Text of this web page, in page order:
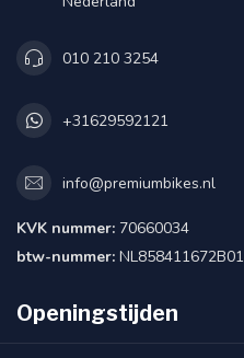
010 210 3254
+31629592121
info@premiumbikes.nl
KVK nummer: 70660034
btw-nummer: NL858411672B01
Openingstijden